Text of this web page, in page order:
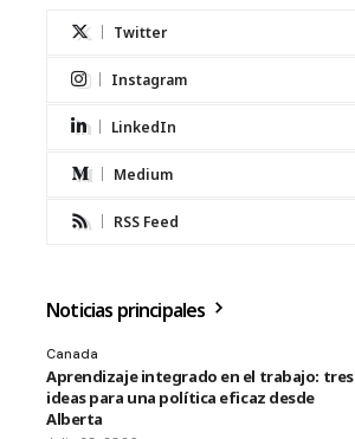
Twitter
Instagram
LinkedIn
Medium
RSS Feed
Noticias principales
Canada
Aprendizaje integrado en el trabajo: tres
ideas para una política eficaz desde
Alberta